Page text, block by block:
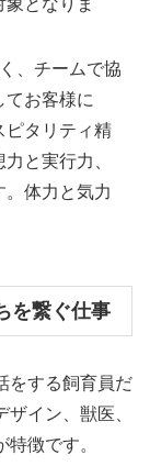
、チームで協
てお客様に
ピタリティ精
と実行力、
体力と気力
を繋ぐ仕事
をする飼育員だ
イン、獣医、
徴です。